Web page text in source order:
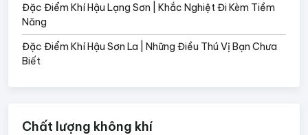
Đặc Điểm Khí Hậu Lạng Sơn | Khắc Nghiệt Đi Kèm Tiềm
Năng
Đặc Điểm Khí Hậu Sơn La | Những Điều Thú Vị Bạn Chưa
Biết
Chất lượng không khí